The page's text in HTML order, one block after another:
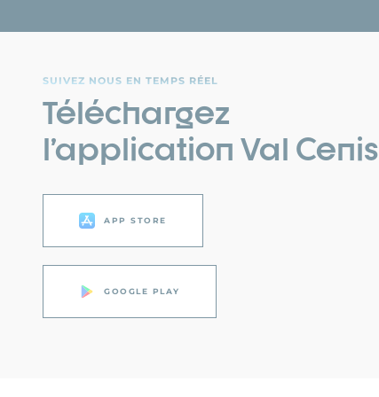
SUIVEZ NOUS EN TEMPS RÉEL
Téléchargez
l’application Val Cenis
APP STORE
GOOGLE PLAY